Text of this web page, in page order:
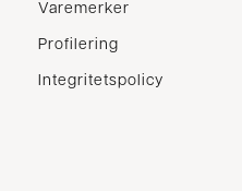
Varemerker
Profilering
Integritetspolicy